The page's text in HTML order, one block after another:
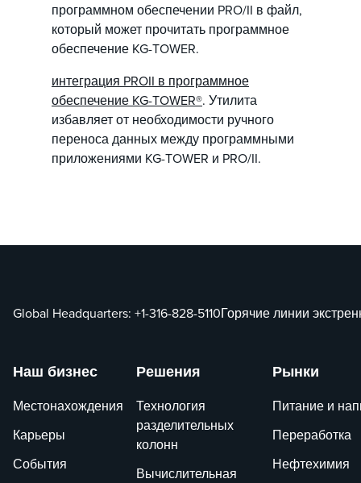
программном обеспечении PRO/II в файл,
который может прочитать программное
обеспечение KG-TOWER.
интеграция PROII в программное
обеспечение KG-TOWER®. Утилита
избавляет от необходимости ручного
переноса данных между программными
приложениями KG-TOWER и PRO/II.
Global Headquarters: +1-316-828-5110Горячие линии
Наш бизнес
Местонахождения
Карьеры
События
Решения
Технология
разделительных
колонн
Вычислительная
Рынки
Питание и
Переработка
Нефтехимия